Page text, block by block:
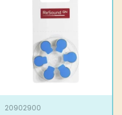
20902900